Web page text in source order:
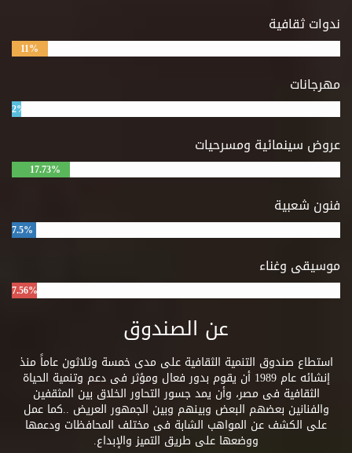
ندوات ثقافية
11%
مهرجانات
2%
عروض سينمائية ومسرحيات
17.73%
فنون شعبية
7.5%
موسيقى وغناء
7.56%
عن الصندوق
استطاع صندوق التنمية الثقافية على مدى خمسة وثلاثون عاماً منذ
إنشائه عام 1989 أن يقوم بدور فعال ومؤثر فى دعم وتنمية الحياة
الثقافية فى مصر، وأن يمد جسور التحاور الخلاق بين المثقفين
والفنانين بعضهم البعض وبينهم وبين الجمهور العريض ..كما عمل
على الكشف عن المواهب الشابة فى مختلف المحافظات ودعمها
ووضعها على طريق التميز والإبداع.